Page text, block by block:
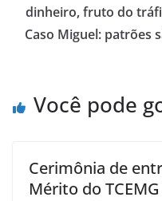
dinheiro, fruto do
Caso Miguel: patrões
Você pode
Cerimônia de
Mérito do